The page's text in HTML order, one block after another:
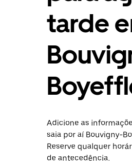
tarde
Adicione as
saia por aí Bouvigny-
Reserve qualquer
de antecedência.